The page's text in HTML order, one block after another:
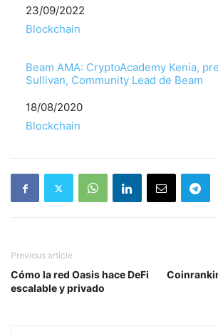
Fecha
23/09/2022
Respecto a
Blockchain
Beam AMA: CryptoAcademy Kenia,
Sullivan, Community Lead de Beam
Fecha
18/08/2020
Respecto a
Blockchain
Previous article
Cómo la red Oasis hace DeFi
escalable y privado